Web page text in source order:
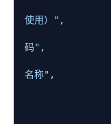
使用）" ,
码" ,
名称" ,